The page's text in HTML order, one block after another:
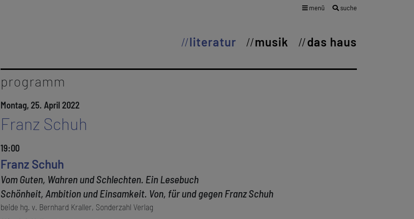
menü suche
literatur musik das haus
programm
Montag, 25. April 2022
Franz Schuh
19:00
Franz Schuh
Vom Guten, Wahren und Schlechten. Ein Lesebuch
Schönheit, Ambition und Einsamkeit. Von, für und gegen Franz Schuh
beide hg. v. Bernhard Kraller, Sonderzahl Verlag